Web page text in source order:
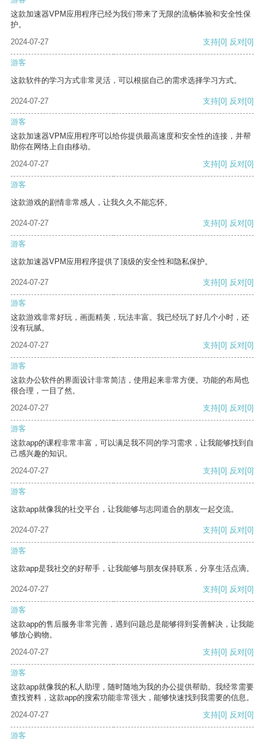
这款加速器VPM应用程序已经为我们带来了无限的流畅体验和安全性保
护。
2024-07-27
支持[0] 反对[0]
游客
这款软件的学习方式非常灵活，可以根据自己的需求选择学习方式。
2024-07-27 支持[0] 反对[0]
游客
这款加速器VPM应用程序可以给你提供最高速度和安全性的连接，并帮
助你在网络上自由移动。
2024-07-27
支持[0] 反对[0]
游客
这款游戏的剧情非常感人，让我久久不能忘怀。
2024-07-27 支持[0] 反对[0]
游客
这款加速器VPM应用程序提供了顶级的安全性和隐私保护。
2024-07-27 支持[0] 反对[0]
游客
这款游戏非常好玩，画面精美，玩法丰富。我已经玩了好几个小时，还
没有玩腻。
2024-07-27
支持[0] 反对[0]
游客
这款办公软件的界面设计非常简洁，使用起来非常方便。功能的布局也
很合理，一目了然。
2024-07-27
支持[0] 反对[0]
游客
这款app的课程非常丰富，可以满足我不同的学习需求，让我能够找到自
己感兴趣的知识。
2024-07-27
支持[0] 反对[0]
游客
这款app就像我的社交平台，让我能够与志同道合的朋友一起交流。
2024-07-27 支持[0] 反对[0]
游客
这款app是我社交的好帮手，让我能够与朋友保持联系，分享生活点滴。
2024-07-27 支持[0] 反对[0]
游客
这款app的售后服务非常完善，遇到问题总是能够得到妥善解决，让我能
够放心购物。
2024-07-27
支持[0] 反对[0]
游客
这款app就像我的私人助理，随时随地为我的办公提供帮助。我经常需要
查找资料，这款app的搜索功能非常强大，能够快速找到我需要的信息。
2024-07-27
支持[0] 反对[0]
游客